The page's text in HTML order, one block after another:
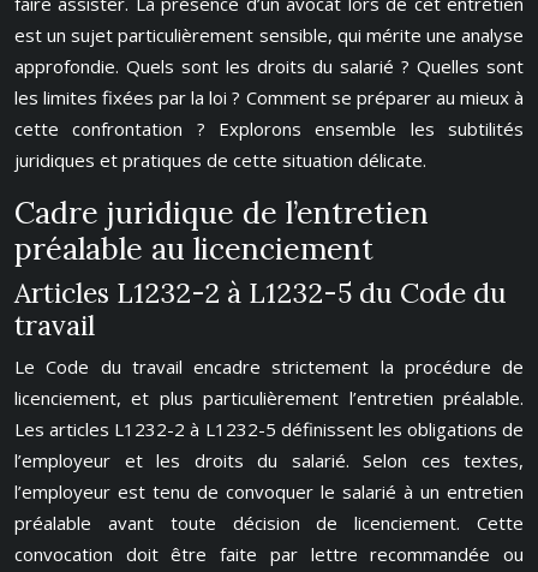
est un sujet particulièrement sensible, qui mérite une analyse
approfondie. Quels sont les droits du salarié ? Quelles sont
les limites fixées par la loi ? Comment se préparer au mieux à
cette confrontation ? Explorons ensemble les subtilités
juridiques et pratiques de cette situation délicate.
Cadre juridique de l’entretien
préalable au licenciement
Articles L1232-2 à L1232-5 du Code du
travail
Le Code du travail encadre strictement la procédure de
licenciement, et plus particulièrement l’entretien préalable.
Les articles L1232-2 à L1232-5 définissent les obligations de
l’employeur et les droits du salarié. Selon ces textes,
l’employeur est tenu de convoquer le salarié à un entretien
préalable avant toute décision de licenciement. Cette
convocation doit être faite par lettre recommandée ou